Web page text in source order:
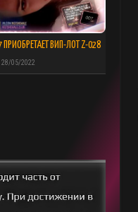
ПРИОБРЕТАЕТ ВИП-ЛОТ Z-028
28/05/2022